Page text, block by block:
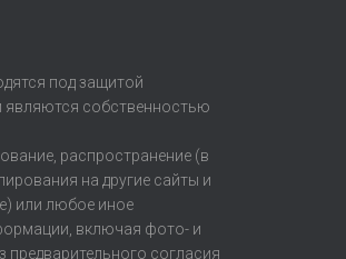
под защитой
являются собственностью
распространение (в
на другие сайты и
или любое иное
включая фото- и
предварительного согласия